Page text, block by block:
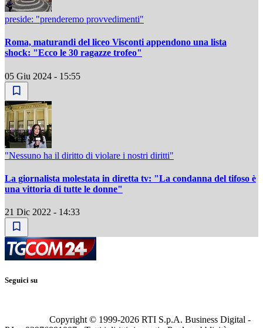
preside: "prenderemo provvedimenti"
Roma, maturandi del liceo Visconti appendono una lista
shock: "Ecco le 30 ragazze trofeo"
05 Giu 2024 - 15:55
"Nessuno ha il diritto di violare i nostri diritti"
La giornalista molestata in diretta tv: "La condanna del tifoso è
una vittoria di tutte le donne"
21 Dic 2022 - 14:33
Seguici su
Copyright © 1999-2026 RTI S.p.A. Business Digital -